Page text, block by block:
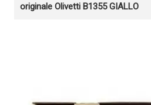
originale Olivetti B1355 GIALLO